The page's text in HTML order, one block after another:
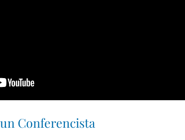
Conferencista